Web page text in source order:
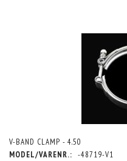
V-BAND CLAMP - 4.50
MODEL/VARENR.: -48719-V1